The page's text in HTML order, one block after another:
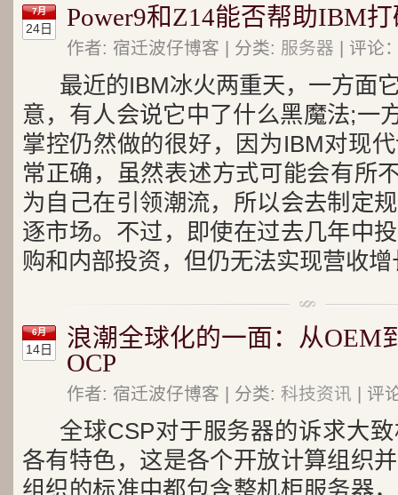
7月
24日 Power9和Z14能否帮助IBM
作者: 宿迁波仔博客 | 分类: 服务器 | 评论
最近的IBM冰火两重天，一方面
意，有人会说它中了什么黑魔法;一
掌控仍然做的很好，因为IBM对现
常正确，虽然表述方式可能会有所
为自己在引领潮流，所以会去制定
逐市场。不过，即使在过去几年中
购和内部投资，但仍无法实现营收增
6月
14日
浪潮全球化的一面：从OEM
OCP
作者: 宿迁波仔博客 | 分类: 科技资讯 | 评
全球CSP对于服务器的诉求大
各有特色，这是各个开放计算组织
组织的标准中都包含整机柜服务器